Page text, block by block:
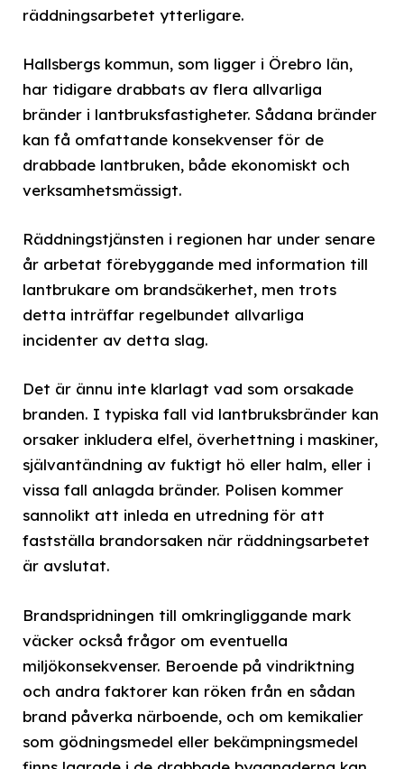
räddningsarbetet ytterligare.
Hallsbergs kommun, som ligger i Örebro län,
har tidigare drabbats av flera allvarliga
bränder i lantbruksfastigheter. Sådana bränder
kan få omfattande konsekvenser för de
drabbade lantbruken, både ekonomiskt och
verksamhetsmässigt.
Räddningstjänsten i regionen har under senare
år arbetat förebyggande med information till
lantbrukare om brandsäkerhet, men trots
detta inträffar regelbundet allvarliga
incidenter av detta slag.
Det är ännu inte klarlagt vad som orsakade
branden. I typiska fall vid lantbruksbränder kan
orsaker inkludera elfel, överhettning i maskiner,
självantändning av fuktigt hö eller halm, eller i
vissa fall anlagda bränder. Polisen kommer
sannolikt att inleda en utredning för att
fastställa brandorsaken när räddningsarbetet
är avslutat.
Brandspridningen till omkringliggande mark
väcker också frågor om eventuella
miljökonsekvenser. Beroende på vindriktning
och andra faktorer kan röken från en sådan
brand påverka närboende, och om kemikalier
som gödningsmedel eller bekämpningsmedel